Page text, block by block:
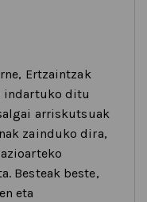
Ertzaintzak
indartuko ditu
arriskutsuak
zainduko dira,
Besteak beste,
eta